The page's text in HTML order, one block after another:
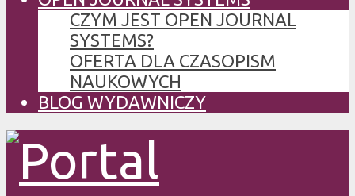
CZYM JEST OPEN JOURNAL
SYSTEMS?
OFERTA DLA CZASOPISM
NAUKOWYCH
BLOG WYDAWNICZY